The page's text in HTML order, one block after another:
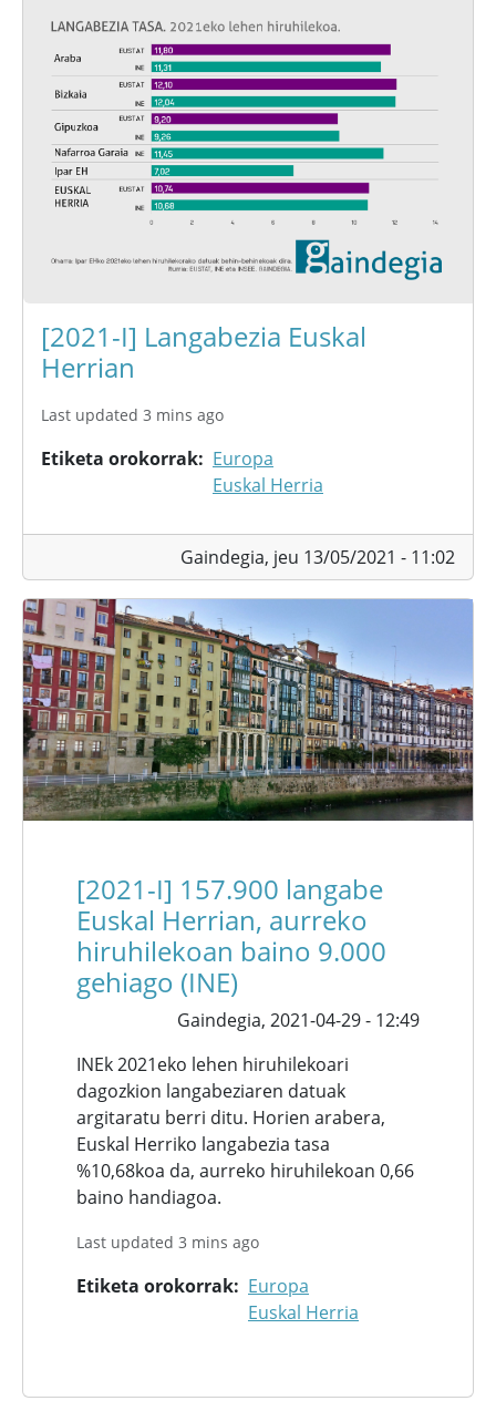
[2021-I] Langabezia Euskal
Herrian
Last updated 3 mins ago
Etiketa orokorrak
Europa
Euskal Herria
Gaindegia, jeu 13/05/2021 - 11:02
[2021-I] 157.900 langabe
Euskal Herrian, aurreko
hiruhilekoan baino 9.000
gehiago (INE)
Gaindegia, 2021-04-29 - 12:49
INEk 2021eko lehen hiruhilekoari
dagozkion langabeziaren datuak
argitaratu berri ditu. Horien arabera,
Euskal Herriko langabezia tasa
%10,68koa da, aurreko hiruhilekoan 0,66
baino handiagoa.
Last updated 3 mins ago
Etiketa orokorrak
Europa
Euskal Herria